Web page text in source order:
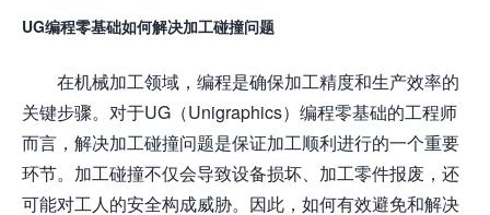
UG编程零基础如何解决加工碰撞问题
在机械加工领域，编程是确保加工精度和生产效率的
关键步骤。对于UG（Unigraphics）编程零基础的工程师
而言，解决加工碰撞问题是保证加工顺利进行的一个重要
环节。加工碰撞不仅会导致设备损坏、加工零件报废，还
可能对工人的安全构成威胁。因此，如何有效避免和解决